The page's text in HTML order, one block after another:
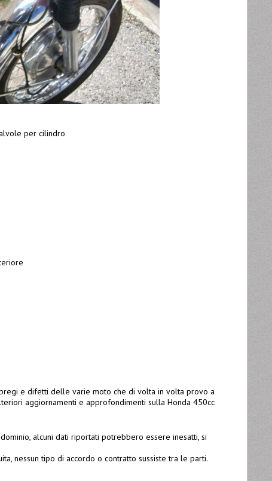
per cilindro
e difetti delle varie moto che di volta in volta provo a
aggiornamenti e approfondimenti sulla Honda 450cc
alcuni dati riportati potrebbero essere inesatti, si
nessun tipo di accordo o contratto sussiste tra le parti.